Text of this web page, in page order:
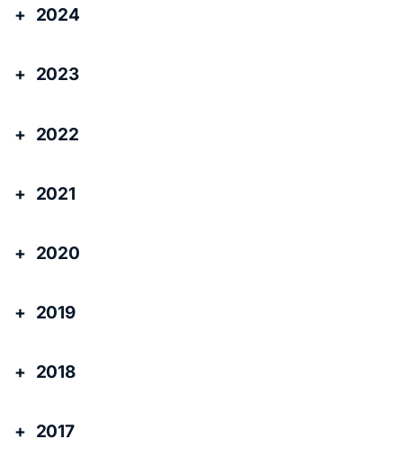
2024
2023
2022
2021
2020
2019
2018
2017